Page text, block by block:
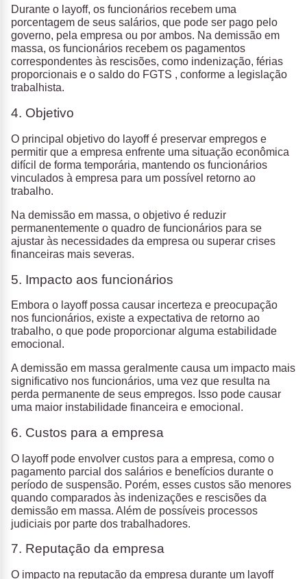
Durante o layoff, os funcionários recebem uma
porcentagem de seus salários, que pode ser pago pelo
governo, pela empresa ou por ambos. Na demissão em
massa, os funcionários recebem os pagamentos
correspondentes às rescisões, como indenização, férias
proporcionais e o saldo do FGTS , conforme a legislação
trabalhista.
4. Objetivo
O principal objetivo do layoff é preservar empregos e
permitir que a empresa enfrente uma situação econômica
difícil de forma temporária, mantendo os funcionários
vinculados à empresa para um possível retorno ao
trabalho.
Na demissão em massa, o objetivo é reduzir
permanentemente o quadro de funcionários para se
ajustar às necessidades da empresa ou superar crises
financeiras mais severas.
5. Impacto aos funcionários
Embora o layoff possa causar incerteza e preocupação
nos funcionários, existe a expectativa de retorno ao
trabalho, o que pode proporcionar alguma estabilidade
emocional.
A demissão em massa geralmente causa um impacto mais
significativo nos funcionários, uma vez que resulta na
perda permanente de seus empregos. Isso pode causar
uma maior instabilidade financeira e emocional.
6. Custos para a empresa
O layoff pode envolver custos para a empresa, como o
pagamento parcial dos salários e benefícios durante o
período de suspensão. Porém, esses custos são menores
quando comparados às indenizações e rescisões da
demissão em massa. Além de possíveis processos
judiciais por parte dos trabalhadores.
7. Reputação da empresa
O impacto na reputação da empresa durante um layoff